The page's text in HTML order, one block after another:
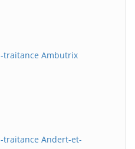
traitance Ambutrix
traitance Andert-et-